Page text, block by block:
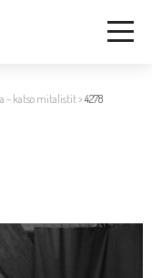
– katso mitalistit>4278